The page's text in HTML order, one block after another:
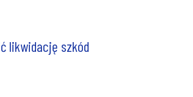
likwidację szkód